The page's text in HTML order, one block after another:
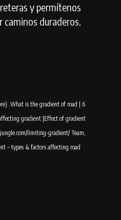
y permítenos
caminos duraderos.
What is the gradient of road | 6
gradient |Effect of gradient
limiting-gradient/ Team,
– types & factors affecting road